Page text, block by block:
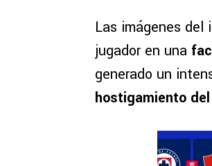
Las imágenes del
jugador en una
generado un
hostigamiento